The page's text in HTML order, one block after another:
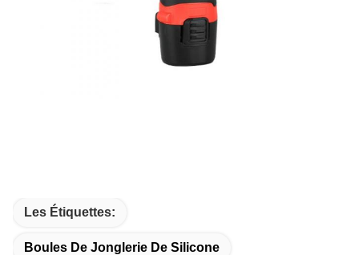
Les Étiquettes:
Boules De Jonglerie De Silicone